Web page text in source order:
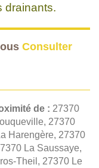
drainants.
Consulter
de : 27370
27370
Harengère, 27370
La Saussaye,
Theil, 27370 Le